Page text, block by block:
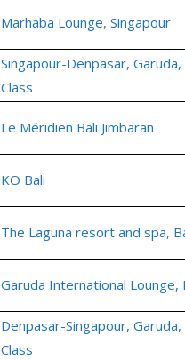
Marhaba Lounge, Singapour
Singapour-Denpasar,
Class
Le Méridien Bali Jimbaran
KO Bali
The Laguna resort and spa,
Garuda International Lounge,
Denpasar-Singapour,
Class